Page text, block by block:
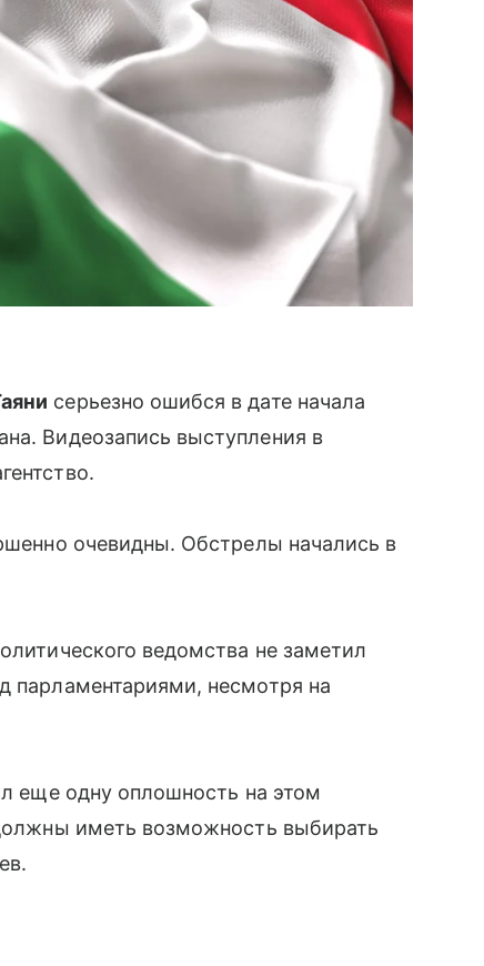
серьезно ошибся в дате начала
Видеозапись выступления в
очевидны. Обстрелы начались в
ведомства не заметил
парламентариями, несмотря на
еще одну оплошность на этом
иметь возможность выбирать